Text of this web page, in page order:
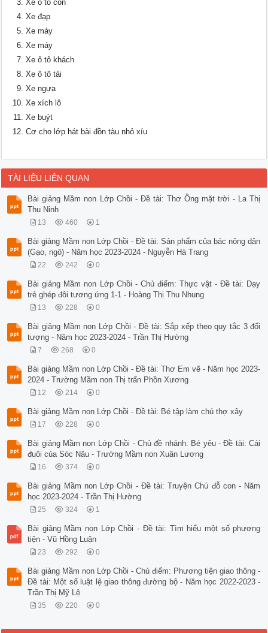
Xe ô tô con
Xe đạp
Xe máy
Xe máy
Xe ô tô khách
Xe ô tô tải
Xe ngựa
Xe xích lô
Xe buýt
Cơ cho lớp hát bài đồn tàu nhỏ xíu
TÀI LIỆU LIÊN QUAN
Bài giảng Mầm non Lớp Chồi - Đề tài: Thơ Ông mặt trời - La Thị
Thu Ninh
13 460 1
Bài giảng Mầm non Lớp Chồi - Đề tài: Sản phẩm của bác nông dân
(Gạo, ngô) - Năm học 2023-2024 - Nguyễn Hà Trang
22 242 0
Bài giảng Mầm non Lớp Chồi - Chủ điểm: Thực vật - Đề tài: Dạy
trẻ ghép đôi tương ứng 1-1 - Hoàng Thị Thu Nhung
13 228 0
Bài giảng Mầm non Lớp Chồi - Đề tài: Sắp xếp theo quy tắc 3 đối
tượng - Năm học 2023-2024 - Trần Thị Hường
7 268 0
Bài giảng Mầm non Lớp Chồi - Đề tài: Thơ Em vẽ - Năm học 2023-
2024 - Trường Mầm non Thị trấn Phồn Xương
12 214 0
Bài giảng Mầm non Lớp Chồi - Đề tài: Bé tập làm chú thợ xây
17 228 0
Bài giảng Mầm non Lớp Chồi - Chủ đề nhánh: Bé yêu - Đề tài: Cái
đuôi của Sóc Nâu - Trường Mầm non Xuân Lương
16 374 0
Bài giảng Mầm non Lớp Chồi - Đề tài: Truyện Chú đỗ con - Năm
học 2023-2024 - Trần Thị Hường
25 324 1
Bài giảng Mầm non Lớp Chồi - Đề tài: Tìm hiểu một số phương
tiện - Vũ Hồng Luận
23 292 0
Bài giảng Mầm non Lớp Chồi - Chủ điểm: Phương tiện giao thông -
Đề tài: Một số luật lệ giao thông đường bộ - Năm học 2022-2023 -
Trần Thị Mỹ Lệ
35 220 0